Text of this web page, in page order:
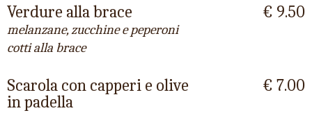
Verdure alla brace
melanzane, zucchine e peperoni
cotti alla brace
€ 9.50
Scarola con capperi e olive
in padella
€ 7.00